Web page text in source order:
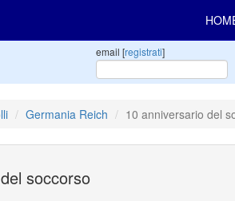
email [registrati]
Germania Reich 10 anniversario del
soccorso